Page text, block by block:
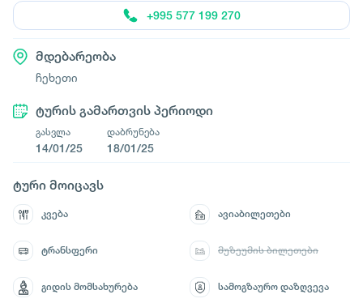
+995 577 199 270
მდებარეობა
ჩეხეთი
ტურის გამართვის პერიოდი
გასვლა
14/01/25
დაბრუნება
18/01/25
ტური მოიცავს
კვება ავიაბილეთები
ტრანსფერი მუზეუმის ბილეთები
გიდის მომსახურება სამოგზაურო დაზღვევა